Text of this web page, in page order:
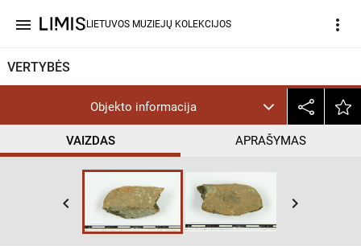
menu LIETUVOS MUZIEJŲ KOLEKCIJOS more_vert
VERTYBĖS
Objekto informacija
VAIZDAS APRAŠYMAS
keyboard_arrow_left keyboard_arrow_right